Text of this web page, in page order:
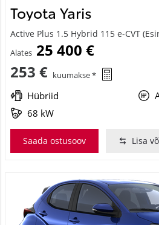
Toyota Yaris
Active Plus 1.5 Hybrid 115 e-CVT
Alates 25 400 €
253 € kuumakse *
Hübriid
68 kW
Saada ostusoov Lisa